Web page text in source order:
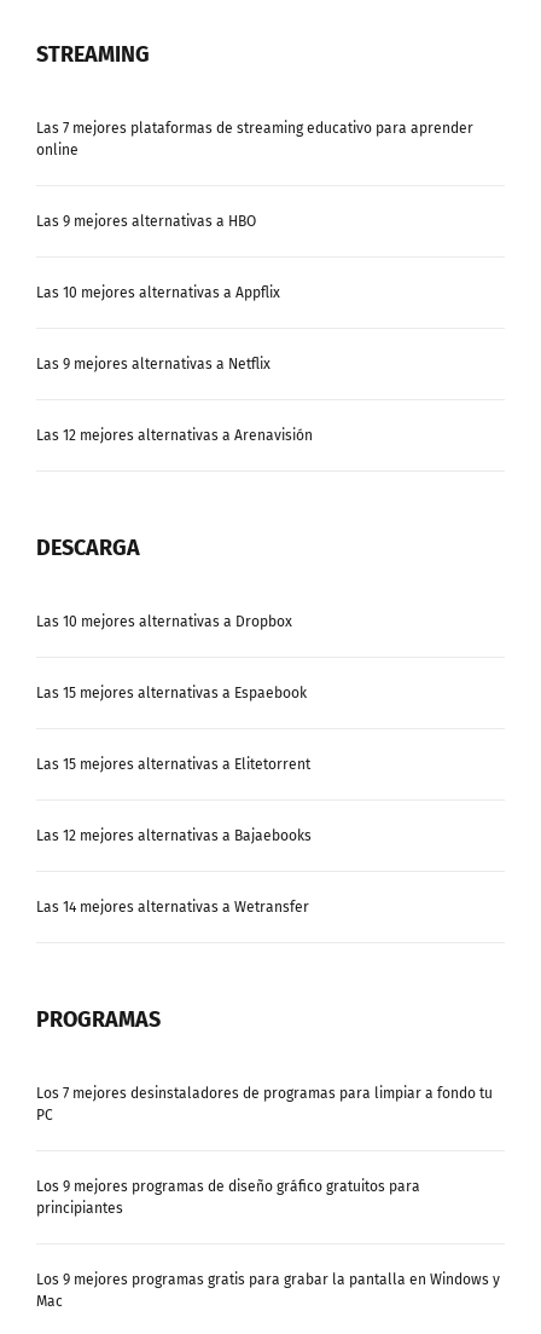
STREAMING
Las 7 mejores plataformas de streaming educativo para aprender
online
Las 9 mejores alternativas a HBO
Las 10 mejores alternativas a Appflix
Las 9 mejores alternativas a Netflix
Las 12 mejores alternativas a Arenavisión
DESCARGA
Las 10 mejores alternativas a Dropbox
Las 15 mejores alternativas a Espaebook
Las 15 mejores alternativas a Elitetorrent
Las 12 mejores alternativas a Bajaebooks
Las 14 mejores alternativas a Wetransfer
PROGRAMAS
Los 7 mejores desinstaladores de programas para limpiar a fondo tu
PC
Los 9 mejores programas de diseño gráfico gratuitos para
principiantes
Los 9 mejores programas gratis para grabar la pantalla en Windows y
Mac